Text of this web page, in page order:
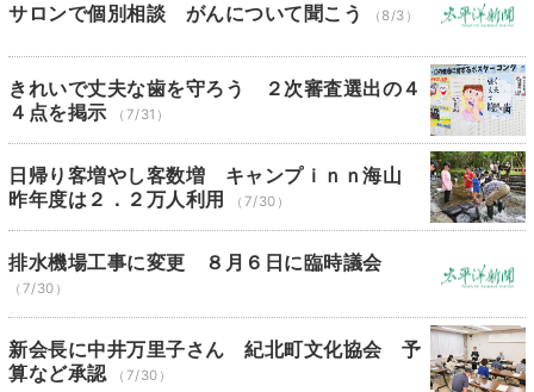
サロンで個別相談 がんについて聞こう （8/3）
きれいで丈夫な歯を守ろう ２次審査選出の４
４点を掲示
（7/31）
日帰り客増やし客数増 キャンプｉｎｎ海山
昨年度は２．２万人利用
（7/30）
排水機場工事に変更 ８月６日に臨時議会
（7/30）
新会長に中井万里子さん 紀北町文化協会 予
算など承認
（7/30）